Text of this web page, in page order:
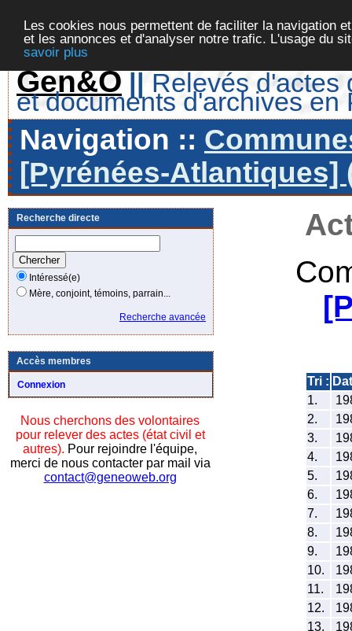
Les cookies nous permettent de faciliter la navigation
et les annonces et d'analyser notre trafic. L'usage du
savoir plus
Gen&O || Relevés d'actes
et documents d'archives en
Navigation ::
[Pyrénées-Atlantiques]
Recherche directe
Intéressé(e)
Mère, conjoint, témoins, parrain...
Recherche avancée
Accès membres
Connexion
Nous cherchons des volontaires
pour relever des actes (état civil et
autres). Pour rejoindre l'équipe,
merci de nous contacter par mail via
contact@geneoweb.org
Tri :
1.
2.
3.
4.
5.
6.
7.
8.
9.
10.
11.
12.
13.